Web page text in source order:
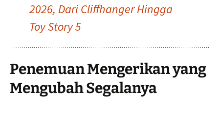
2026, Dari Cliffhanger Hingga
Toy Story 5
Penemuan Mengerikan yang
Mengubah Segalanya